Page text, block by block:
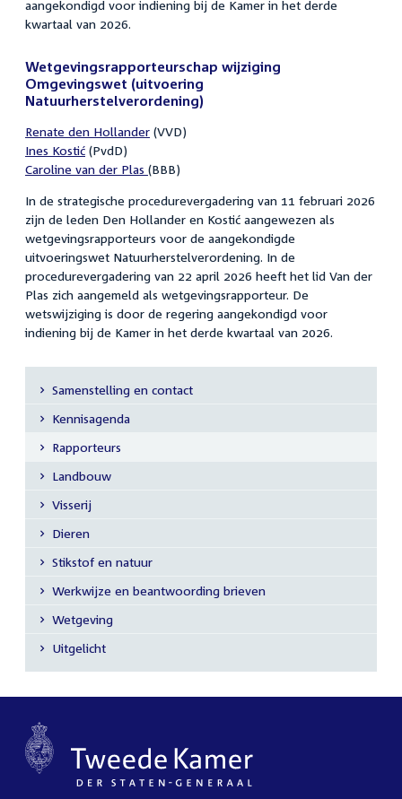
aangekondigd voor indiening bij de Kamer in het derde
kwartaal van 2026.
Wetgevingsrapporteurschap wijziging
Omgevingswet (uitvoering
Natuurherstelverordening)
Renate den Hollander (VVD)
Ines Kostić (PvdD)
Caroline van der Plas (BBB)
In de strategische procedurevergadering van 11 februari 2026
zijn de leden Den Hollander en Kostić aangewezen als
wetgevingsrapporteurs voor de aangekondigde
uitvoeringswet Natuurherstelverordening. In de
procedurevergadering van 22 april 2026 heeft het lid Van der
Plas zich aangemeld als wetgevingsrapporteur. De
wetswijziging is door de regering aangekondigd voor
indiening bij de Kamer in het derde kwartaal van 2026.
Secundaire
Samenstelling en contact
Kennisagenda
Rapporteurs
Landbouw
Visserij
Dieren
Stikstof en natuur
Werkwijze en beantwoording brieven
Wetgeving
Uitgelicht